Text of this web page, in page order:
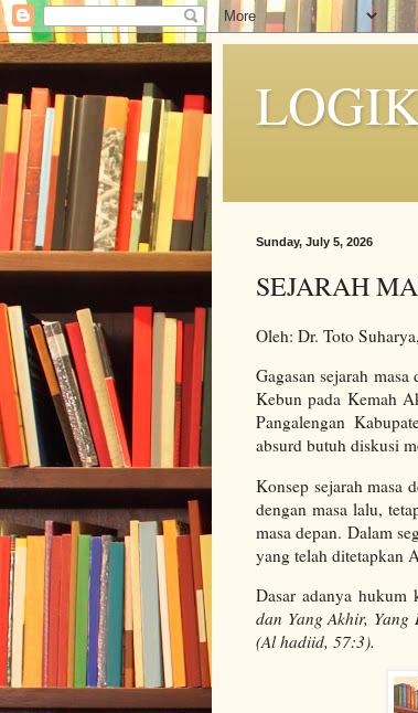
Sunday, July 5, 2026
SEJARAH
Oleh: Dr. Toto
Gagasan sejarah
Kebun pada Kemah
Pangalengan
absurd butuh diskusi
Konsep sejarah masa
dengan masa lalu,
masa depan. Dalam
yang telah ditetapkan
Dasar adanya hukum
dan Yang Akhir,
(Al hadiid, 57:3).